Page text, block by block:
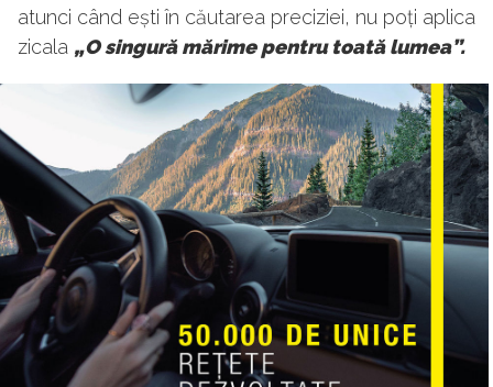
atunci când ești în căutarea preciziei, nu poți aplica
zicala „O singură mărime pentru toată lumea”.